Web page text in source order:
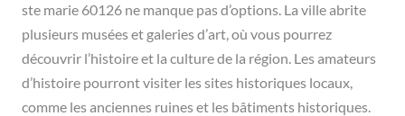
ste marie 60126 ne manque pas d’options. La ville abrite
plusieurs musées et galeries d’art, où vous pourrez
découvrir l’histoire et la culture de la région. Les amateurs
d’histoire pourront visiter les sites historiques locaux,
comme les anciennes ruines et les bâtiments historiques.